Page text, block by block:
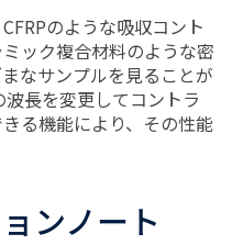
のような吸収コント
ック複合材料のような密
なサンプルを見ることが
長を変更してコントラ
る機能により、その性能
ンノート